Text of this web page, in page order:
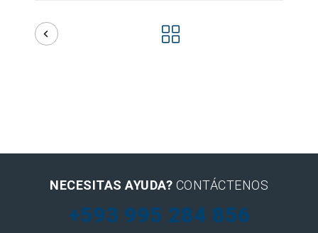
NECESITAS AYUDA? CONTÁCTENOS
+593 995 284 856